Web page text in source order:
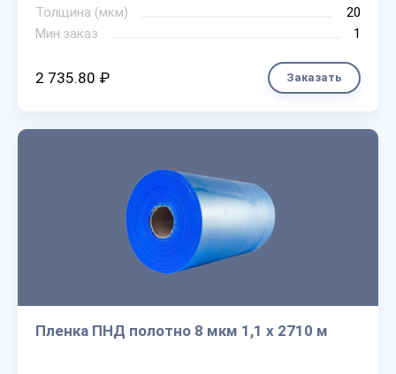
Толщина (мкм)
20
Мин.заказ
1
2 735.80 ₽ Заказать
Пленка ПНД полотно 8 мкм 1,1 х 2710 м